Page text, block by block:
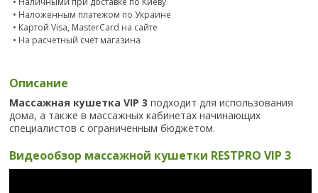
• Наложенным платежом по Украине
• Картой Visa, MasterCard на сайте
• На расчетный счет магазина
Описание
Массажная кушетка VIP 3подходит для использования
дома, а также в массажных кабинетах начинающих
специалистов с ограниченным бюджетом.
Видеообзор массажной кушетки RESTPRO VIP 3